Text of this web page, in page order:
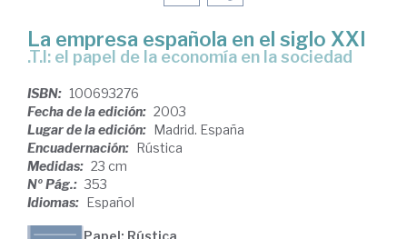
La empresa española en el siglo XXI
.T.I: el papel de la economía en la sociedad
ISBN: 100693276
Fecha de la edición: 2003
Lugar de la edición: Madrid. España
Encuadernación: Rústica
Medidas: 23 cm
Nº Pág.: 353
Idiomas: Español
Papel: Rústica